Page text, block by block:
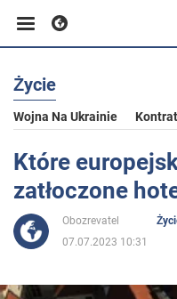
Biznes
Sport
Rozrywka
Życie
Wojna Na Ukrainie
Które
zatłoczone
Obozrevatel
07.07.2023 10:31